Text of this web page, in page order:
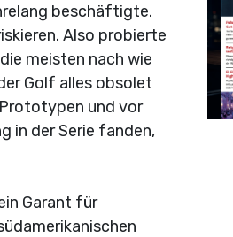
beschäftigte.
Also probierte
meisten nach wie
Golf alles obsolet
und vor
in der Serie fanden,
Garant für